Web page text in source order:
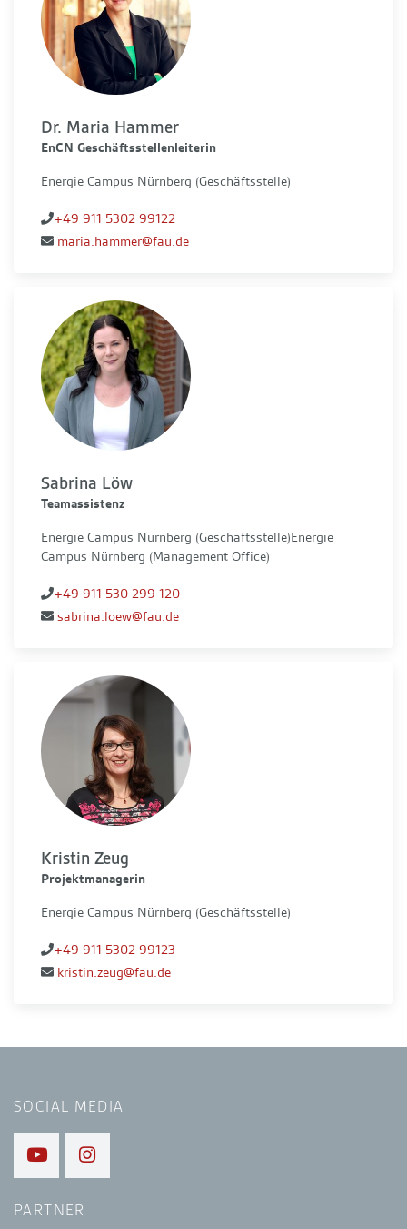
Dr. Maria Hammer
EnCN Geschäftsstellenleiterin
Energie Campus Nürnberg (Geschäftsstelle)
+49 911 5302 99122
maria.hammer@fau.de
Sabrina Löw
Teamassistenz
Energie Campus Nürnberg (Geschäftsstelle)Energie
Campus Nürnberg (Management Office)
+49 911 530 299 120
sabrina.loew@fau.de
Kristin Zeug
Projektmanagerin
Energie Campus Nürnberg (Geschäftsstelle)
+49 911 5302 99123
kristin.zeug@fau.de
SOCIAL MEDIA
PARTNER